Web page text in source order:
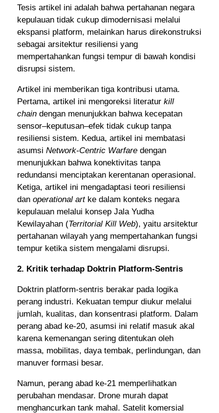
Tesis artikel ini adalah bahwa pertahanan negara
kepulauan tidak cukup dimodernisasi melalui
ekspansi platform, melainkan harus direkonstruksi
sebagai arsitektur resiliensi yang
mempertahankan fungsi tempur di bawah kondisi
disrupsi sistem.
Artikel ini memberikan tiga kontribusi utama.
Pertama, artikel ini mengoreksi literaturkill
chain dengan menunjukkan bahwa kecepatan
sensor–keputusan–efek tidak cukup tanpa
resiliensi sistem. Kedua, artikel ini membatasi
asumsiNetwork-Centric Warfare dengan
menunjukkan bahwa konektivitas tanpa
redundansi menciptakan kerentanan operasional.
Ketiga, artikel ini mengadaptasi teori resiliensi
danoperational artke dalam konteks negara
kepulauan melalui konsep Jala Yudha
Kewilayahan (Territorial Kill Web), yaitu arsitektur
pertahanan wilayah yang mempertahankan fungsi
tempur ketika sistem mengalami disrupsi.
2. Kritik terhadap Doktrin Platform-Sentris
Doktrin platform-sentris berakar pada logika
perang industri. Kekuatan tempur diukur melalui
jumlah, kualitas, dan konsentrasi platform. Dalam
perang abad ke-20, asumsi ini relatif masuk akal
karena kemenangan sering ditentukan oleh
massa, mobilitas, daya tembak, perlindungan, dan
manuver formasi besar.
Namun, perang abad ke-21 memperlihatkan
perubahan mendasar. Drone murah dapat
menghancurkan tank mahal. Satelit komersial